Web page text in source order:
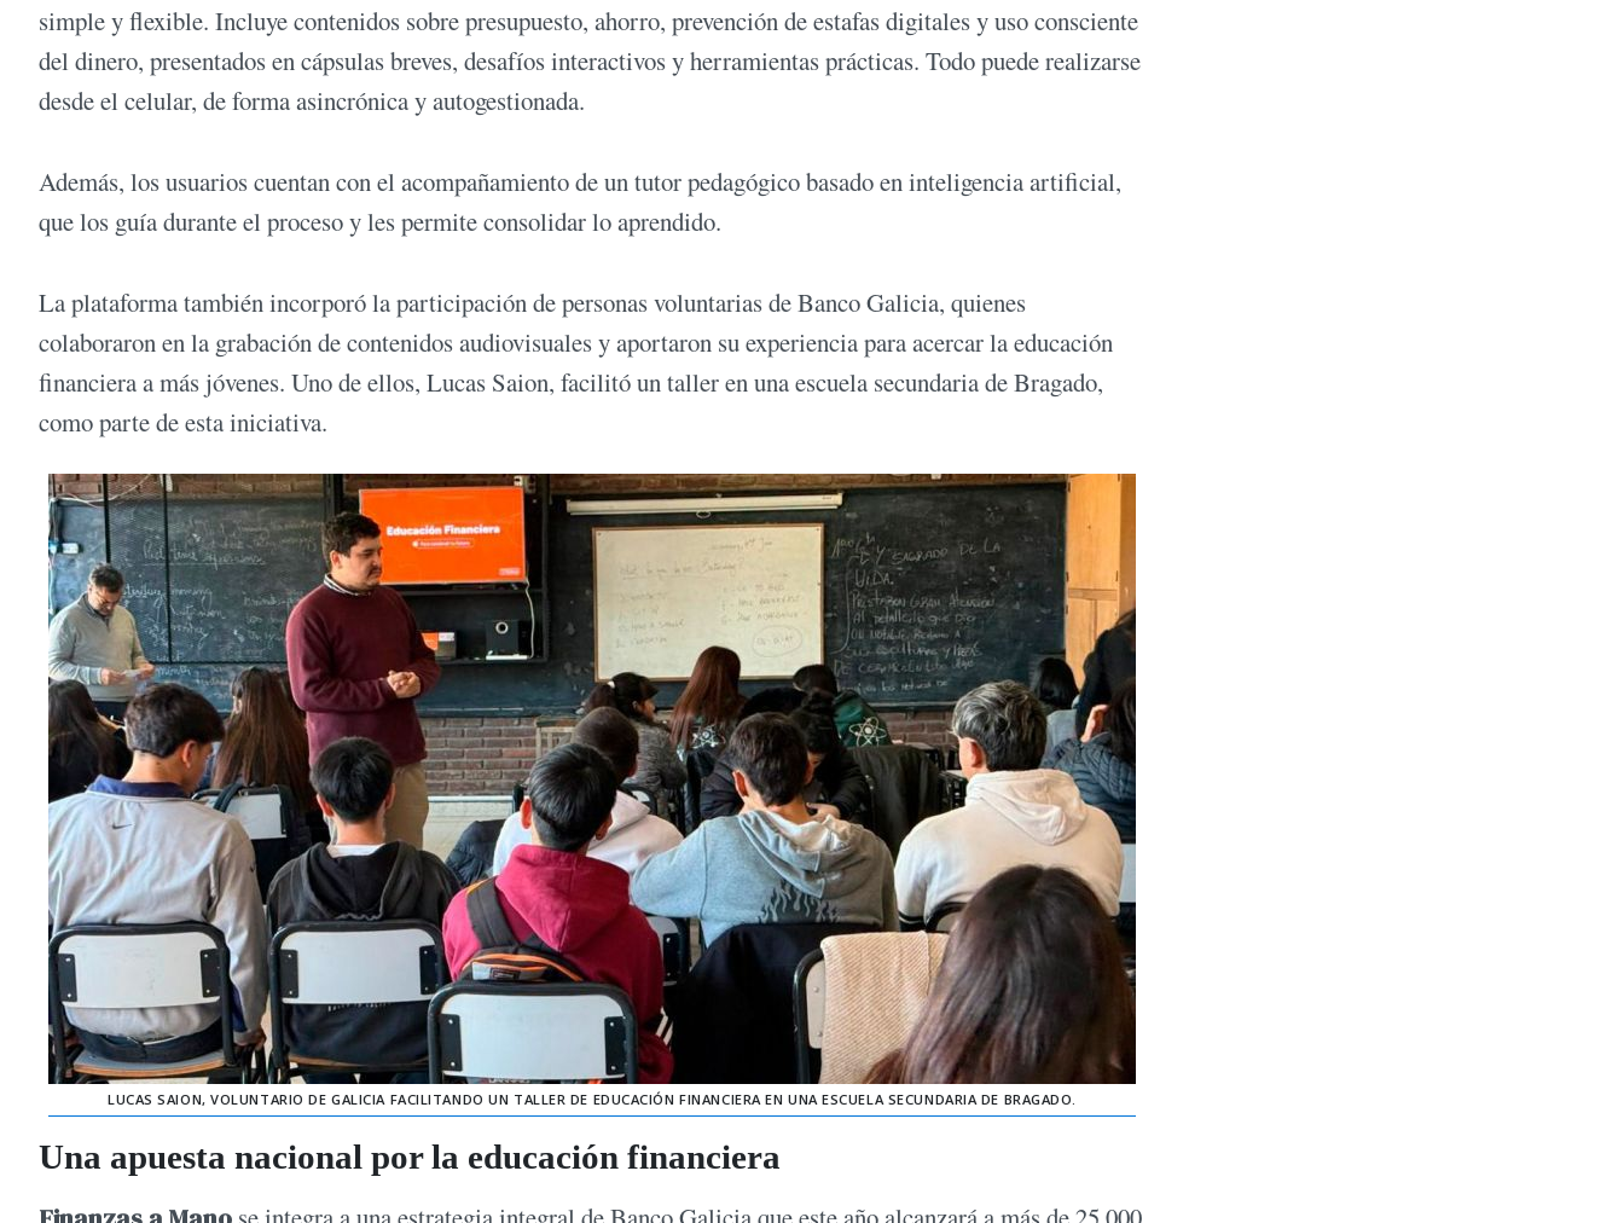
simple y flexible. Incluye contenidos sobre presupuesto, ahorro, prevención de estafas digitales y uso consciente
del dinero, presentados en cápsulas breves, desafíos interactivos y herramientas prácticas. Todo puede realizarse
desde el celular, de forma asincrónica y autogestionada.
Además, los usuarios cuentan con el acompañamiento de un tutor pedagógico basado en inteligencia artificial,
que los guía durante el proceso y les permite consolidar lo aprendido.
La plataforma también incorporó la participación de personas voluntarias de Banco Galicia, quienes
colaboraron en la grabación de contenidos audiovisuales y aportaron su experiencia para acercar la educación
financiera a más jóvenes. Uno de ellos, Lucas Saion, facilitó un taller en una escuela secundaria de Bragado,
como parte de esta iniciativa.
LUCAS SAION, VOLUNTARIO DE GALICIA FACILITANDO UN TALLER DE EDUCACIÓN FINANCIERA EN UNA ESCUELA SECUNDARIA DE BRAGADO.
Una apuesta nacional por la educación financiera